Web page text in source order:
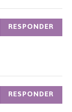
RESPONDER
RESPONDER